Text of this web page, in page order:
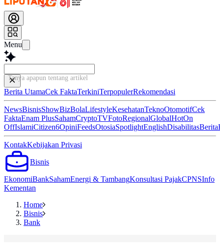
Menu
Tanya apapun tentang artikel ini...
Berita UtamaCek FaktaTerkiniTerpopulerRekomendasi
NewsBisnisShowBizBolaLifestyleKesehatanTeknoOtomotifCek
FaktaEnam PlusSahamCryptoTVFotoRegionalGlobalHotOn
OffIslamiCitizen6OpiniFeedsOtosiaSpotlightEnglishDisabilitasBerita
KontakKebijakan Privasi
Bisnis
EkonomiBankSahamEnergi & TambangKonsultasi PajakCPNSInfo
Kementan
Home
Bisnis
Bank